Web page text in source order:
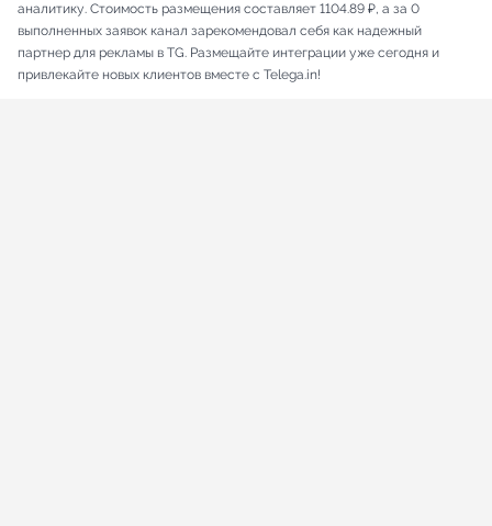
аналитику. Стоимость размещения составляет 1104.89 ₽, а за 0
выполненных заявок канал зарекомендовал себя как надежный
партнер для рекламы в TG. Размещайте интеграции уже сегодня и
привлекайте новых клиентов вместе с Telega.in!